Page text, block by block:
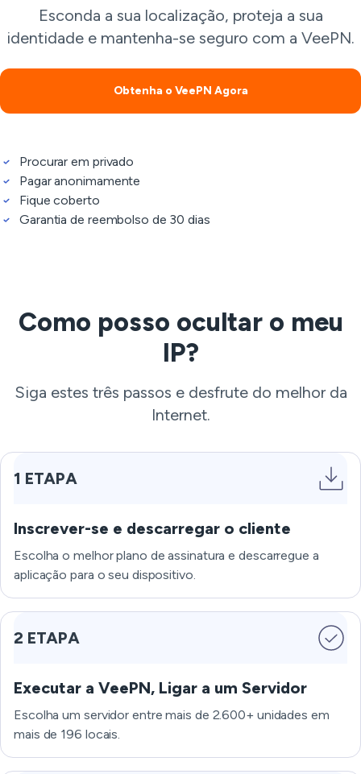
Esconda a sua localização, proteja a sua
identidade e mantenha-se seguro com a VeePN.
Obtenha o VeePN Agora
Procurar em privado
Pagar anonimamente
Fique coberto
Garantia de reembolso de 30 dias
Como posso ocultar o meu
IP?
Siga estes três passos e desfrute do melhor da
Internet.
1 ETAPA
Inscrever-se e descarregar o cliente
Escolha o melhor plano de assinatura e descarregue a
aplicação para o seu dispositivo.
2 ETAPA
Executar a VeePN, Ligar a um Servidor
Escolha um servidor entre mais de 2.600+ unidades em
mais de 196 locais.